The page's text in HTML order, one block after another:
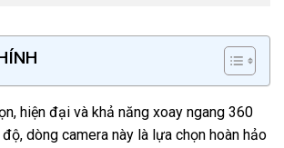
hiện đại và khả năng xoay ngang 360
dòng camera này là lựa chọn hoàn hảo